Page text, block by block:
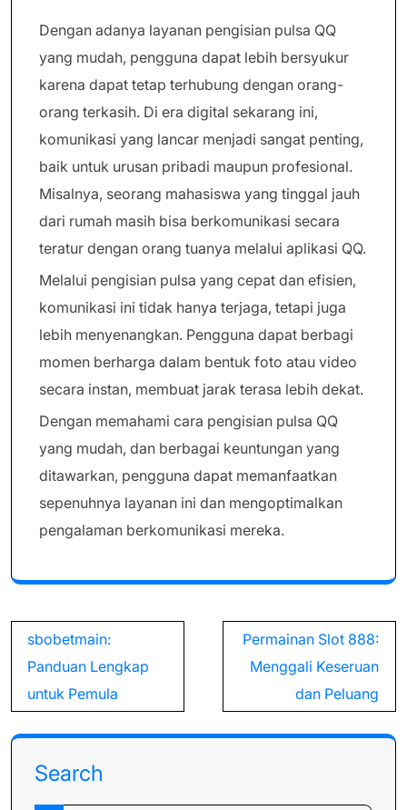
Dengan adanya layanan pengisian pulsa QQ
yang mudah, pengguna dapat lebih bersyukur
karena dapat tetap terhubung dengan orang-
orang terkasih. Di era digital sekarang ini,
komunikasi yang lancar menjadi sangat penting,
baik untuk urusan pribadi maupun profesional.
Misalnya, seorang mahasiswa yang tinggal jauh
dari rumah masih bisa berkomunikasi secara
teratur dengan orang tuanya melalui aplikasi QQ.
Melalui pengisian pulsa yang cepat dan efisien,
komunikasi ini tidak hanya terjaga, tetapi juga
lebih menyenangkan. Pengguna dapat berbagi
momen berharga dalam bentuk foto atau video
secara instan, membuat jarak terasa lebih dekat.
Dengan memahami cara pengisian pulsa QQ
yang mudah, dan berbagai keuntungan yang
ditawarkan, pengguna dapat memanfaatkan
sepenuhnya layanan ini dan mengoptimalkan
pengalaman berkomunikasi mereka.
Post
navigation
sbobetmain:
Panduan Lengkap
untuk Pemula
Permainan Slot 888:
Menggali Keseruan
dan Peluang
Search